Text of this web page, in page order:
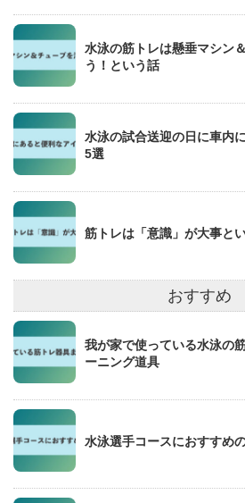
水泳の筋トレは懸垂マシン
う！という話
水泳の試合送迎の日に車内
5選
筋トレは「意識」が大事と
おすすめ
我が家で使っている水泳の
ーニング道具
水泳選手コースにおすすめ